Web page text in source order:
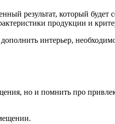
результат, который будет
продукции и
интерьер,
но и помнить про